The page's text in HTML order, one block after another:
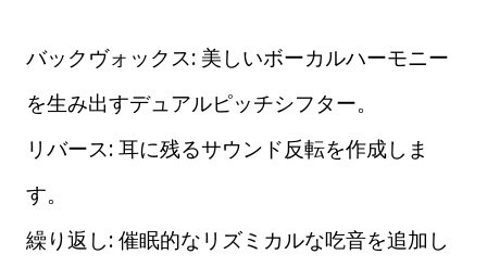
バックヴォックス: 美しいボーカルハーモニー
を生み出すデュアルピッチシフター。
リバース: 耳に残るサウンド反転を作成しま
す。
繰り返し: 催眠的なリズミカルな吃音を追加し